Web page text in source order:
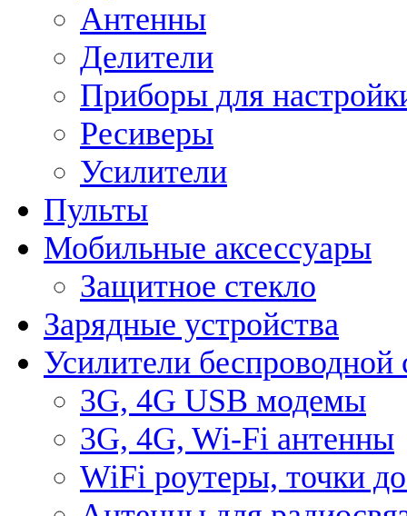
Антенны
Делители
Приборы для
Ресиверы
Усилители
Пульты
Мобильные аксессуары
Защитное стекло
Зарядные устройства
Усилители беспроводной
3G, 4G USB модемы
3G, 4G, Wi-Fi антенны
WiFi роутеры, точки